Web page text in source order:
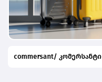
commersant/ კომერსანტი